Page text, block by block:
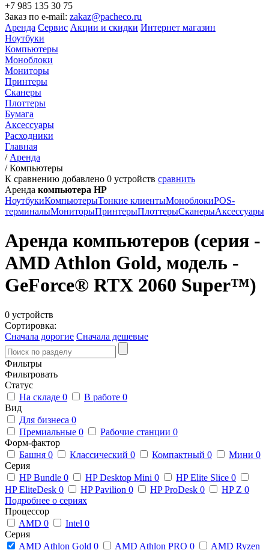
+7 985 135 30 75
Заказ по e-mail: zakaz@pacheco.ru
Аренда Сервис Акции и скидки Интернет магазин
Ноутбуки
Компьютеры
Моноблоки
Мониторы
Принтеры
Сканеры
Плоттеры
Бумага
Аксессуары
Расходники
Главная
/ Аренда
/Компьютеры
К сравнению добавлено 0 устройств сравнить
Аренда компьютера HP
НоутбукиКомпьютерыТонкие клиентыМоноблокиPOS-
терминалыМониторыПринтерыПлоттерыСканерыАксессуары
Аренда компьютеров (серия -
AMD Athlon Gold, модель -
GeForce® RTX 2060 Super™)
0 устройств
Сортировка:
Сначала дорогие Сначала дешевые
Фильтры
Фильтровать
Статус
На складе 0 В работе 0
Вид
Для бизнеса 0
Премиальные 0 Рабочие станции 0
Форм-фактор
Башня 0 Классический 0 Компактный 0 Мини 0
Серия
HP Bundle 0 HP Desktop Mini 0 HP Elite Slice 0
HP EliteDesk 0 HP Pavilion 0 HP ProDesk 0 HP Z 0
Подробнее о сериях
Процессор
AMD 0 Intel 0
Серия
AMD Athlon Gold 0 AMD Athlon PRO 0 AMD Ryzen